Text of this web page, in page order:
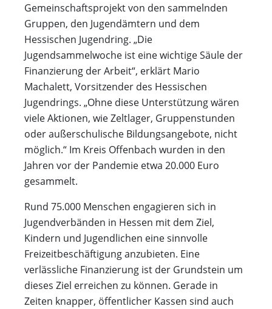
Gemeinschaftsprojekt von den sammelnden
Gruppen, den Jugendämtern und dem
Hessischen Jugendring. „Die
Jugendsammelwoche ist eine wichtige Säule der
Finanzierung der Arbeit“, erklärt Mario
Machalett, Vorsitzender des Hessischen
Jugendrings. „Ohne diese Unterstützung wären
viele Aktionen, wie Zeltlager, Gruppenstunden
oder außerschulische Bildungsangebote, nicht
möglich.“ Im Kreis Offenbach wurden in den
Jahren vor der Pandemie etwa 20.000 Euro
gesammelt.
Rund 75.000 Menschen engagieren sich in
Jugendverbänden in Hessen mit dem Ziel,
Kindern und Jugendlichen eine sinnvolle
Freizeitbeschäftigung anzubieten. Eine
verlässliche Finanzierung ist der Grundstein um
dieses Ziel erreichen zu können. Gerade in
Zeiten knapper, öffentlicher Kassen sind auch